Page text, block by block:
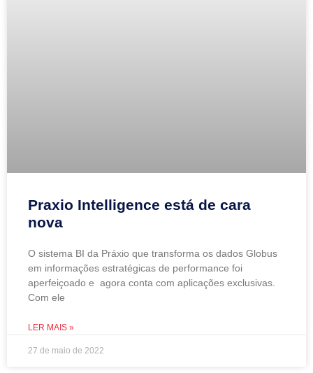
Praxio Intelligence está de cara
nova
O sistema BI da Práxio que transforma os dados Globus
em informações estratégicas de performance foi
aperfeiçoado e agora conta com aplicações exclusivas.
Com ele
LER MAIS »
27 de maio de 2022